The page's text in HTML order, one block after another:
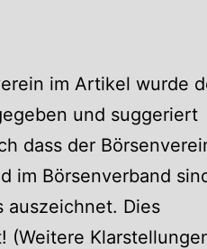
im Artikel wurde
und suggeriert
dass der
im Börsenverband
auszeichnet. Dies
(Weitere